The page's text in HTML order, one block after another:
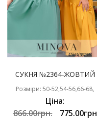
СУКНЯ №2364-ЖОВТИЙ
Розміри: 50-52,54-56,66-68,
Ціна:
866.00грн.
775.00грн